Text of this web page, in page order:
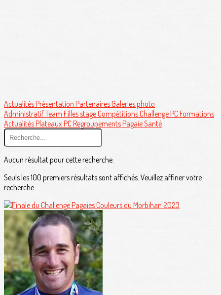
Actualités Présentation PartenairesGaleries photo
AdministratifTeam FillesstageCompétitionsChallenge PCFormations
ActualitésPlateaux PCRegroupementsPagaie Santé
Aucun résultat pour cette recherche.
Seuls les 100 premiers résultats sont affichés. Veuillez affiner votre
recherche.